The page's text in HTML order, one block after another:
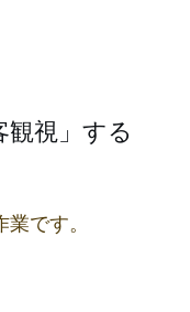
視」する
です。